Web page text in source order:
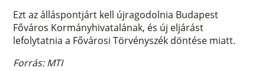
Ezt az álláspontjárt kell újragodolnia Budapest
Főváros Kormányhivatalának, és új eljárást
lefolytatnia a Fővárosi Törvényszék döntése miatt.
Forrás: MTI